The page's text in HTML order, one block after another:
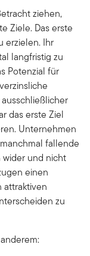
ziehen,
Ziele. Das erste
erzielen. Ihr
langfristig zu
Potenzial für
das erste Ziel
Unternehmen
fallende
und nicht
einen
attraktiven
zu